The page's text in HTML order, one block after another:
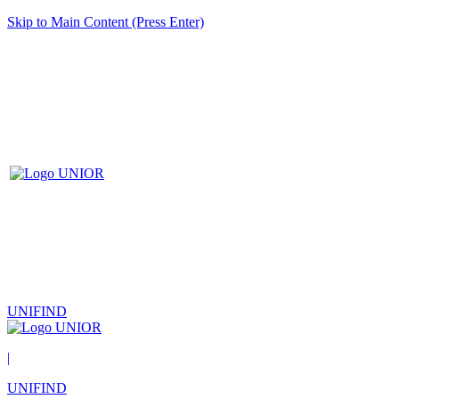
Skip to Main Content (Press Enter)
UNIFIND
|
UNIFIND